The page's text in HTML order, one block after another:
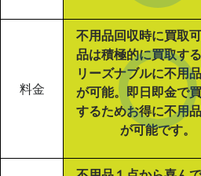
料金
不用品回収時に買取
品は積極的に買取する
リーズナブルに不用
が可能。即日即金で
するためお得に不用
が可能です。